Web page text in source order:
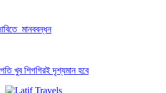
মানববন্ধন
খুব শিগগিরই দৃশ্যমান হবে